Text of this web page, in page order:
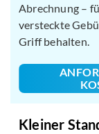
Abrechnung –
versteckte
Griff behalten.
Kleiner